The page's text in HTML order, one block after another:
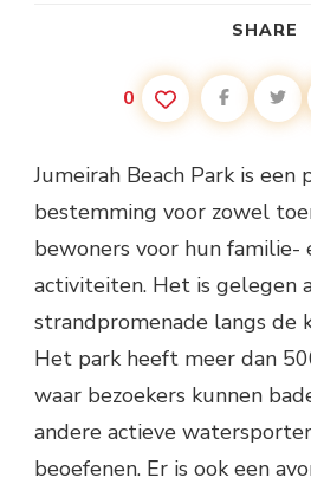
SHARE
0
Jumeirah Beach Park is een
bestemming voor zowel
bewoners voor hun familie-
activiteiten. Het is gelegen
strandpromenade langs de
Het park heeft meer dan
waar bezoekers kunnen
andere actieve
beoefenen. Er is ook een